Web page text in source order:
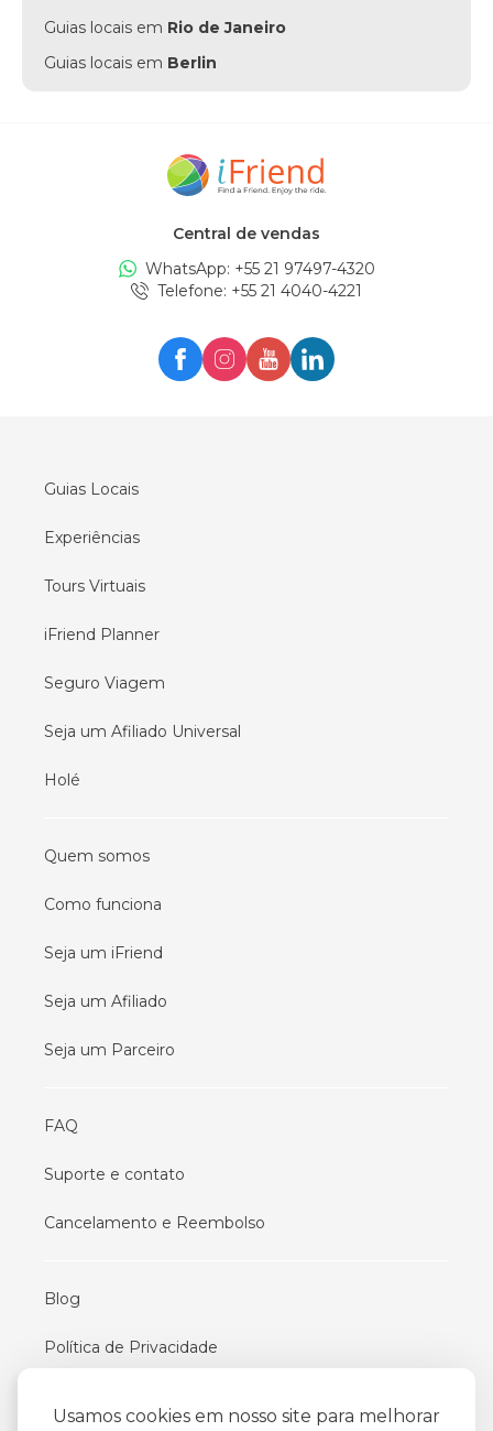
Usamos cookies em nosso site para melhorar
Guias locais em Rio de Janeiro
Guias locais em Berlin
Amsterdam
Edinburgh
Guias locais emLondon
Guias locais emMilan
Guias locais emOslo
Central de vendas
WhatsApp: +55 21 97497-4320
Telefone: +55 21 4040-4221
Guias Locais
Experiências
Tours Virtuais
iFriend Planner
Seguro Viagem
Seja um Afiliado Universal
Holé
Quem somos
Como funciona
Seja um iFriend
Seja um Afiliado
Seja um Parceiro
FAQ
Suporte e contato
Cancelamento e Reembolso
Blog
Política de Privacidade